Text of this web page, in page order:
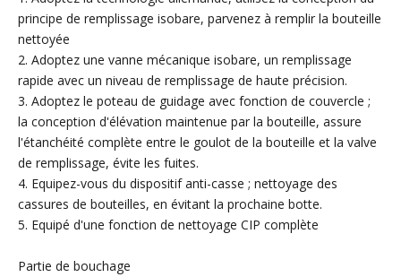
principe de remplissage isobare, parvenez à remplir la bouteille
nettoyée
2. Adoptez une vanne mécanique isobare, un remplissage
rapide avec un niveau de remplissage de haute précision.
3. Adoptez le poteau de guidage avec fonction de couvercle ;
la conception d'élévation maintenue par la bouteille, assure
l'étanchéité complète entre le goulot de la bouteille et la valve
de remplissage, évite les fuites.
4. Equipez-vous du dispositif anti-casse ; nettoyage des
cassures de bouteilles, en évitant la prochaine botte.
5. Equipé d'une fonction de nettoyage CIP complète
Partie de bouchage